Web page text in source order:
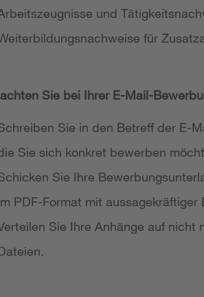
und
für
Sie bei Ihrer E-Mail-
Sie in den Betreff der E-
Sie sich konkret bewerben
Sie Ihre
PDF-Format mit aussagekräftiger
Sie Ihre Anhänge auf